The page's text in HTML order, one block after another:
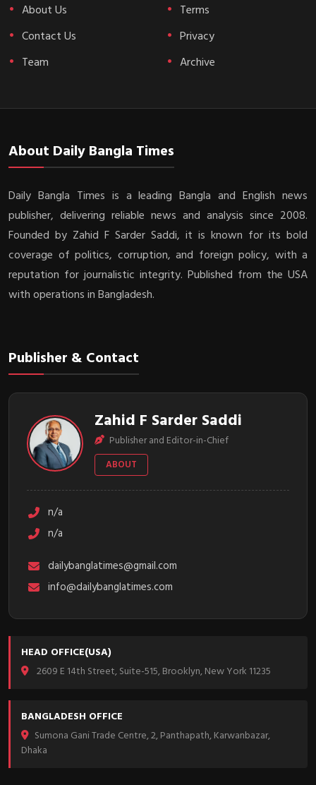
About Us
Contact Us
Team
Terms
Privacy
Archive
About Daily Bangla Times
Daily Bangla Times is a leading Bangla and English news
publisher, delivering reliable news and analysis since 2008.
Founded by Zahid F Sarder Saddi, it is known for its bold
coverage of politics, corruption, and foreign policy, with a
reputation for journalistic integrity. Published from the USA
with operations in Bangladesh.
Publisher & Contact
Zahid F Sarder Saddi
Publisher and Editor-in-Chief
ABOUT
n/a
n/a
dailybanglatimes@gmail.com
info@dailybanglatimes.com
HEAD OFFICE(USA)
2609 E 14th Street, Suite-515, Brooklyn, New York 11235
BANGLADESH OFFICE
Sumona Gani Trade Centre, 2, Panthapath, Karwanbazar,
Dhaka